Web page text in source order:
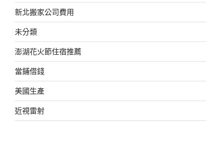
新北搬家公司費用
未分類
澎湖花火節住宿推薦
當鋪借錢
美國生產
近視雷射